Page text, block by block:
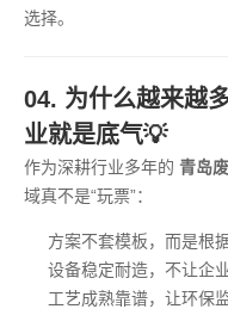
选择。
04. 为什么越来越
业就是底气💡
作为深耕行业多年的 青岛
域真不是“玩票”：
方案不套模板，而是根
设备稳定耐造，不让企
工艺成熟靠谱，让环保